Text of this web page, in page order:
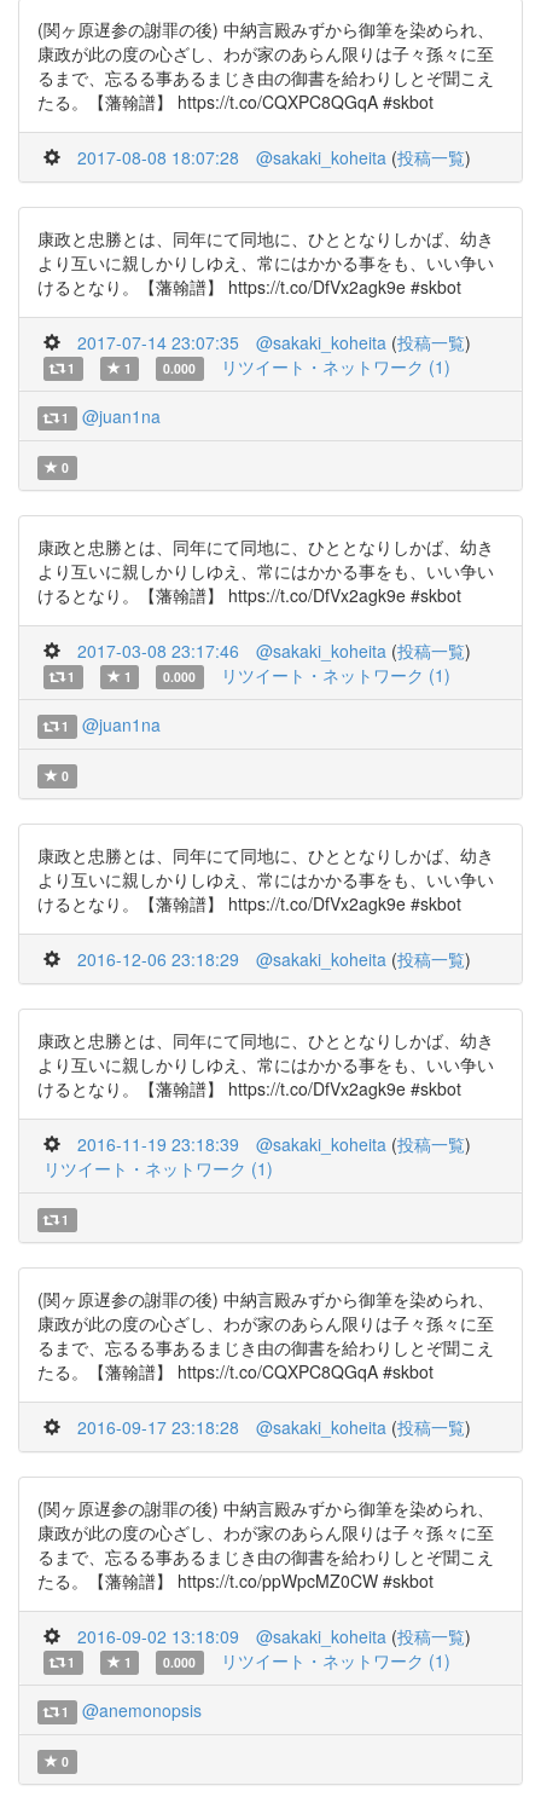
(関ヶ原遅参の謝罪の後) 中納言殿みずから御筆を染められ、
康政が此の度の心ざし、わが家のあらん限りは子々孫々に至
るまで、忘るる事あるまじき由の御書を給わりしとぞ聞こえ
たる。【藩翰譜】 https://t.co/CQXPC8QGqA #skbot
2017-08-08 18:07:28 @sakaki_koheita (投稿一覧)
康政と忠勝とは、同年にて同地に、ひととなりしかば、幼き
より互いに親しかりしゆえ、常にはかかる事をも、いい争い
けるとなり。【藩翰譜】 https://t.co/DfVx2agk9e #skbot
2017-07-14 23:07:35 @sakaki_koheita (投稿一覧)
1 1 0.000 リツイート・ネットワーク (1)
1 @juan1na
0
康政と忠勝とは、同年にて同地に、ひととなりしかば、幼き
より互いに親しかりしゆえ、常にはかかる事をも、いい争い
けるとなり。【藩翰譜】 https://t.co/DfVx2agk9e #skbot
2017-03-08 23:17:46 @sakaki_koheita (投稿一覧)
1 1 0.000 リツイート・ネットワーク (1)
1 @juan1na
0
康政と忠勝とは、同年にて同地に、ひととなりしかば、幼き
より互いに親しかりしゆえ、常にはかかる事をも、いい争い
けるとなり。【藩翰譜】 https://t.co/DfVx2agk9e #skbot
2016-12-06 23:18:29 @sakaki_koheita (投稿一覧)
康政と忠勝とは、同年にて同地に、ひととなりしかば、幼き
より互いに親しかりしゆえ、常にはかかる事をも、いい争い
けるとなり。【藩翰譜】 https://t.co/DfVx2agk9e #skbot
2016-11-19 23:18:39 @sakaki_koheita (投稿一覧)
リツイート・ネットワーク (1)
1
(関ヶ原遅参の謝罪の後) 中納言殿みずから御筆を染められ、
康政が此の度の心ざし、わが家のあらん限りは子々孫々に至
るまで、忘るる事あるまじき由の御書を給わりしとぞ聞こえ
たる。【藩翰譜】 https://t.co/CQXPC8QGqA #skbot
2016-09-17 23:18:28 @sakaki_koheita (投稿一覧)
(関ヶ原遅参の謝罪の後) 中納言殿みずから御筆を染められ、
康政が此の度の心ざし、わが家のあらん限りは子々孫々に至
るまで、忘るる事あるまじき由の御書を給わりしとぞ聞こえ
たる。【藩翰譜】 https://t.co/ppWpcMZ0CW #skbot
2016-09-02 13:18:09 @sakaki_koheita (投稿一覧)
1 1 0.000 リツイート・ネットワーク (1)
1 @anemonopsis
0